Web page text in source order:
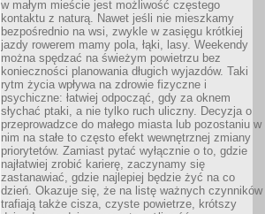
w małym mieście jest możliwość częstego
kontaktu z naturą. Nawet jeśli nie mieszkamy
bezpośrednio na wsi, zwykle w zasięgu krótkiej
jazdy rowerem mamy pola, łąki, lasy. Weekendy
można spędzać na świeżym powietrzu bez
konieczności planowania długich wyjazdów. Taki
rytm życia wpływa na zdrowie fizyczne i
psychiczne: łatwiej odpocząć, gdy za oknem
słychać ptaki, a nie tylko ruch uliczny. Decyzja o
przeprowadzce do małego miasta lub pozostaniu w
nim na stałe to często efekt wewnętrznej zmiany
priorytetów. Zamiast pytać wyłącznie o to, gdzie
najłatwiej zrobić karierę, zaczynamy się
zastanawiać, gdzie najlepiej będzie żyć na co
dzień. Okazuje się, że na listę ważnych czynników
trafiają także cisza, czyste powietrze, krótszy